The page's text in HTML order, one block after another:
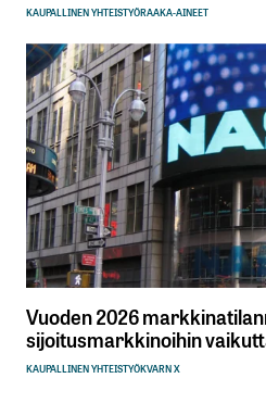
KAUPALLINEN YHTEISTYÖRAAKA-AINEET
Vuoden 2026
sijoitusmarkkinoihin
KAUPALLINEN YHTEISTYÖKVARN X